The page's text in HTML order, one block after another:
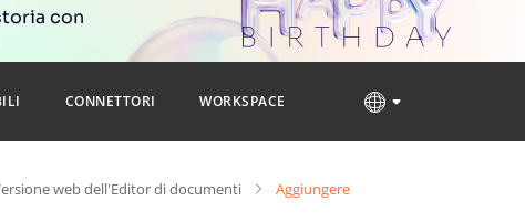
con
CONNETTORI WORKSPACE
web dell'Editor di documenti
Aggiungere